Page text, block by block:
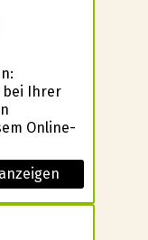
bei Ihrer
Online-